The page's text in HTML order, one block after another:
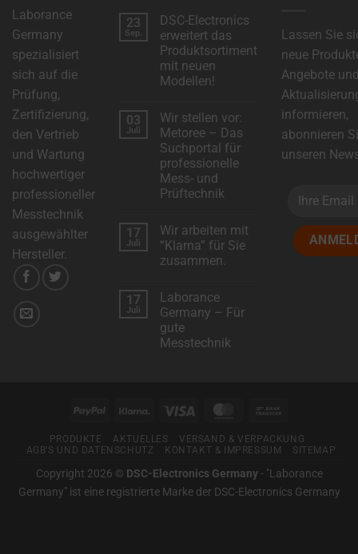
Laborance
Germany
spezialisiert
sich auf die
Prüfung,
Zertifizierung,
den Vertrieb
und Wartung
hochwertiger
professioneller
Messtechnik
ausgewählter
Hersteller.
23
Sep.
DSC-Electronics
erweitert das
Produktsortiment
mit neuen
Modellen!
zu
DSC-
Electronics
erweitert
das
Produktsortiment
mit
neuen
Modellen!
03
Juli
Wir stellen vor:
Metoree – Das
Suchportal für
professionelle
Mess- und
Prüftechnik
zu
Wir
stellen
vor:
Das
Suchportal
für
professionelle
Mess-
und
17
Juli
Wir arbeiten mit
“Klarna” für Sie
zusammen.
Wir
arbeiten
mit
“Klarna”
für
17
Juli
Laborance
Germany – Für
gute
Messtechnik
Messtechnik
Lassen Sie
neue
Angebote
informieren,
abonnieren
unseren
PayPal Klarna Visa MasterCard
PRODUKTE AKTUELLES
VERSAND & VERPACKUNG
AGB’S UND DATENSCHUTZ
KONTAKT & IMPRESSUM SITEMAP
Copyright 2026 © DSC-Electronics Germany- "Laborance
Germany" ist eine registrierte Marke der DSC-Electronics Germany
stored
shared.
also
explains
how
you
can
manage
your
preferences.